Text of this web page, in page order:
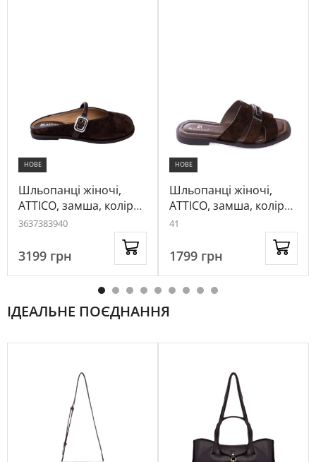
НОВЕ
Шльопанці жіночі,
ATTICO, замша, колір
темно-коричневий,
3637383940
3199 грн
НОВЕ
Шльопанці жіночі,
ATTICO, замша, колір
темно-коричневий,
41
1799 грн
ІДЕАЛЬНЕ ПОЄДНАННЯ